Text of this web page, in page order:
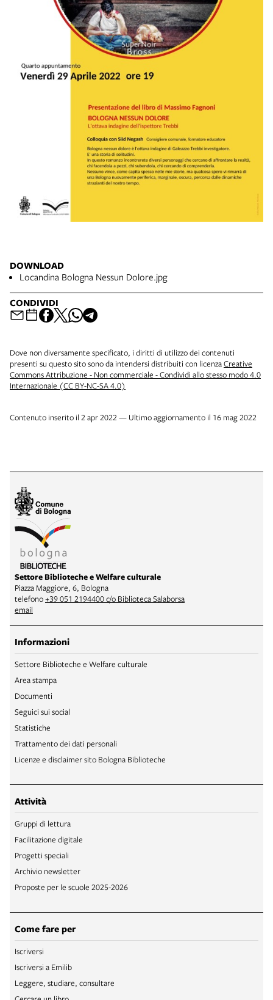
DOWNLOAD
Locandina Bologna Nessun Dolore.jpg
CONDIVIDI
Dove non diversamente specificato, i diritti di utilizzo dei contenuti
presenti su questo sito sono da intendersi distribuiti con licenzaCreative
Commons Attribuzione - Non commerciale - Condividi allo stesso modo 4.0
Internazionale (CC BY-NC-SA 4.0)
Contenuto inserito il 2 apr 2022 — Ultimo aggiornamento il 16 mag 2022
Settore Biblioteche e Welfare culturale
Piazza Maggiore, 6, Bologna
telefono+39 051 2194400 c/o Biblioteca Salaborsa
email
Informazioni
Settore Biblioteche e Welfare culturale
Area stampa
Documenti
Seguici sui social
Statistiche
Trattamento dei dati personali
Licenze e disclaimer sito Bologna Biblioteche
Attività
Gruppi di lettura
Facilitazione digitale
Progetti speciali
Archivio newsletter
Proposte per le scuole 2025-2026
Come fare per
Iscriversi
Iscriversi a Emilib
Leggere, studiare, consultare